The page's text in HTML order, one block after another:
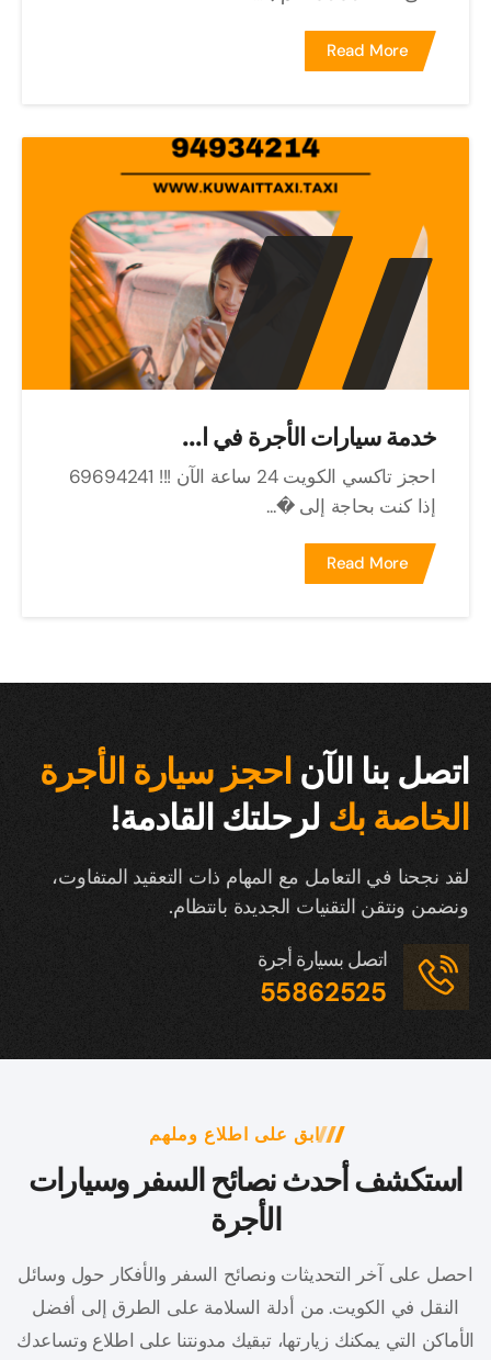
Read More
خدمة سيارات الأجرة في ا...
احجز تاكسي الكويت 24 ساعة الآن !!! 69694241
إذا كنت بحاجة إلى �...
Read More
اتصل بنا الآن احجز سيارة الأجرة
الخاصة بك لرحلتك القادمة!
لقد نجحنا في التعامل مع المهام ذات التعقيد المتفاوت،
ونضمن ونتقن التقنيات الجديدة بانتظام.
اتصل بسيارة أجرة
55862525
ابق على اطلاع وملهم
استكشف أحدث نصائح السفر وسيارات
الأجرة
احصل على آخر التحديثات ونصائح السفر والأفكار حول وسائل
النقل في الكويت. من أدلة السلامة على الطرق إلى أفضل
الأماكن التي يمكنك زيارتها، تبقيك مدونتنا على اطلاع وتساعدك